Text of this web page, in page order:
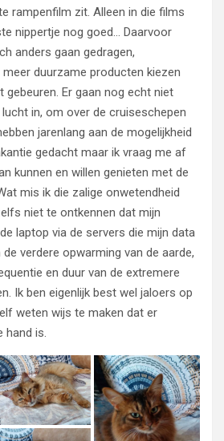
rampenfilm zit. Alleen in die films
nippertje nog goed… Daarvoor
anders gaan gedragen,
duurzame producten kiezen
gebeuren. Er gaan nog echt niet
in, om over de cruiseschepen
jarenlang aan de mogelijkheid
gedacht maar ik vraag me af
kunnen en willen genieten met de
mis ik die zalige onwetendheid
niet te ontkennen dat mijn
laptop via de servers die mijn data
verdere opwarming van de aarde,
en duur van de extremere
Ik ben eigenlijk best wel jaloers op
weten wijs te maken dat er
hand is.